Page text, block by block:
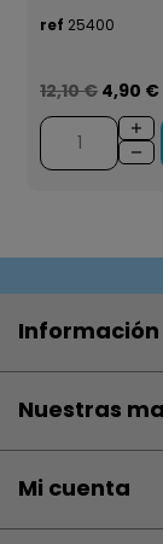
ref 25400
12,10 € 4,90 €
Información
Nuestras
Mi cuenta